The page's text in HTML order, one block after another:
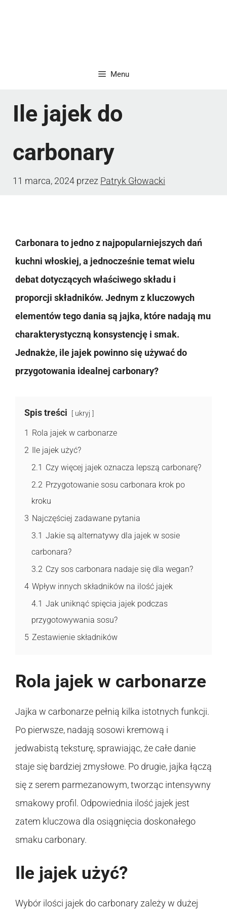
Menu
Ile jajek do
carbonary
11 marca, 2024 przez Patryk Głowacki
Carbonara to jedno z najpopularniejszych dań
kuchni włoskiej, a jednocześnie temat wielu
debat dotyczących właściwego składu i
proporcji składników. Jednym z kluczowych
elementów tego dania są jajka, które nadają mu
charakterystyczną konsystencję i smak.
Jednakże, ile jajek powinno się używać do
przygotowania idealnej carbonary?
Spis treści ukryj
1 Rola jajek w carbonarze
2 Ile jajek użyć?
2.1 Czy więcej jajek oznacza lepszą carbonarę?
2.2 Przygotowanie sosu carbonara krok po
kroku
3 Najczęściej zadawane pytania
3.1 Jakie są alternatywy dla jajek w sosie
carbonara?
3.2 Czy sos carbonara nadaje się dla wegan?
4 Wpływ innych składników na ilość jajek
4.1 Jak uniknąć spięcia jajek podczas
przygotowywania sosu?
5 Zestawienie składników
Rola jajek w carbonarze
Jajka w carbonarze pełnią kilka istotnych funkcji.
Po pierwsze, nadają sosowi kremową i
jedwabistą teksturę, sprawiając, że całe danie
staje się bardziej zmysłowe. Po drugie, jajka łączą
się z serem parmezanowym, tworząc intensywny
smakowy profil. Odpowiednia ilość jajek jest
zatem kluczowa dla osiągnięcia doskonałego
smaku carbonary.
Ile jajek użyć?
Wybór ilości jajek do carbonary zależy w dużej